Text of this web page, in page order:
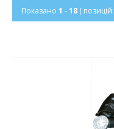
Показано 1 -18 ( позицій: